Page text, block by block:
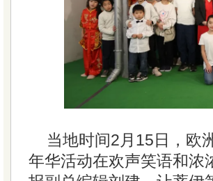
当地时间2月15日，欧
年华活动在欢声笑语和浓